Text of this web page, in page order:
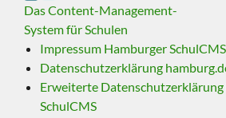
Das Content-Management-
System für Schulen
Impressum Hamburger SchulCMS
Datenschutzerklärung
Erweiterte
SchulCMS